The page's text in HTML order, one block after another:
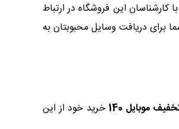
این فروشگاه در ارتباط
برای دریافت وسایل محبوبتان به
موبایل 140
خرید خود از این